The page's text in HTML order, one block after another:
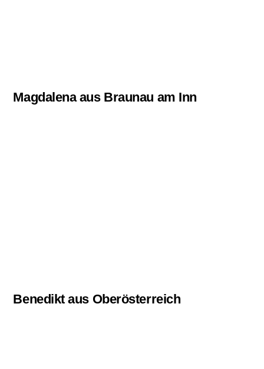
Magdalena aus Braunau am Inn
Benedikt aus Oberösterreich